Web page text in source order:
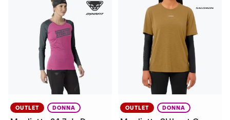
OUTLET DONNA OUTLET DONNA